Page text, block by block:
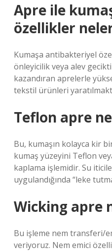
Apre ile
özellikler
Kumaşa antibakteriyel
önleyicilik veya alev
kazandıran aprelerle
tekstil ürünleri
Teflon apre
Bu, kumaşın kolayca kir
kumaş yüzeyini Teflon
kaplama işlemidir. Su
uygulandığında “leke
Wicking apre
Bu işleme nem transferi/
veriyoruz. Nem emici